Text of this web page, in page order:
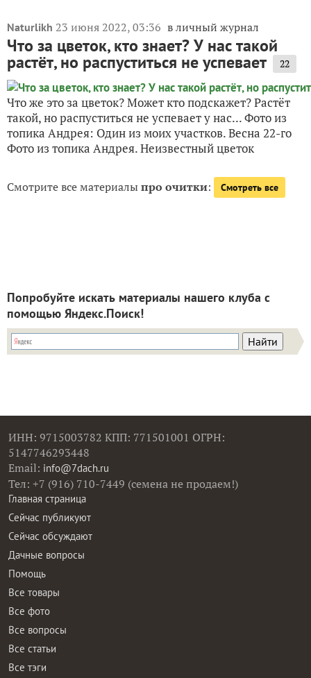
Naturlikh 23 июня 2022, 03:36 в личный журнал
Что за цветок, кто знает? У нас такой
растёт, но распуститься не успевает 22
Что же это за цветок? Может кто подскажет? Растёт
такой, но распуститься не успевает у нас... Фото из
топика Андрея: Один из моих участков. Весна 22-го
Фото из топика Андрея. Неизвестный цветок
Смотрите все материалыпро очитки: Смотреть все
Попробуйте искать материалы нашего клуба с
помощью Яндекс.Поиск!
ИНН: 9715003782 КПП: 771501001 ОГРН:
5147746293448
Email: info@7dach.ru
Тел: +7 (916) 710-7449 (семена не продаем!)
Главная страница
Сейчас публикуют
Сейчас обсуждают
Дачные вопросы
Помощь
Все товары
Все фото
Все вопросы
Все статьи
Все тэги